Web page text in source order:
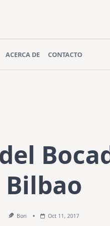
ACERCA DE CONTACTO
Bilbao
Bori Oct 11, 2017